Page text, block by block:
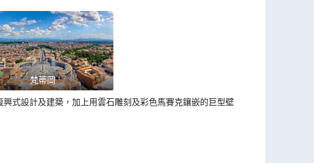
梵蒂岡
式設計及建築，加上用雲石雕刻及彩色馬賽克鑲嵌的巨型壁